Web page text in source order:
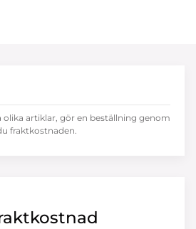
olika artiklar, gör en beställning genom
fraktkostnaden.